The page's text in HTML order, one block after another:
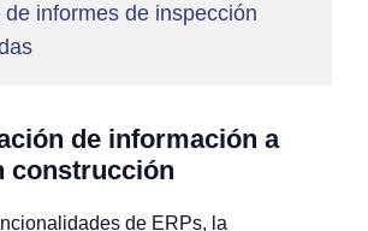
de informes de inspección
de información a
construcción
de ERPs, la